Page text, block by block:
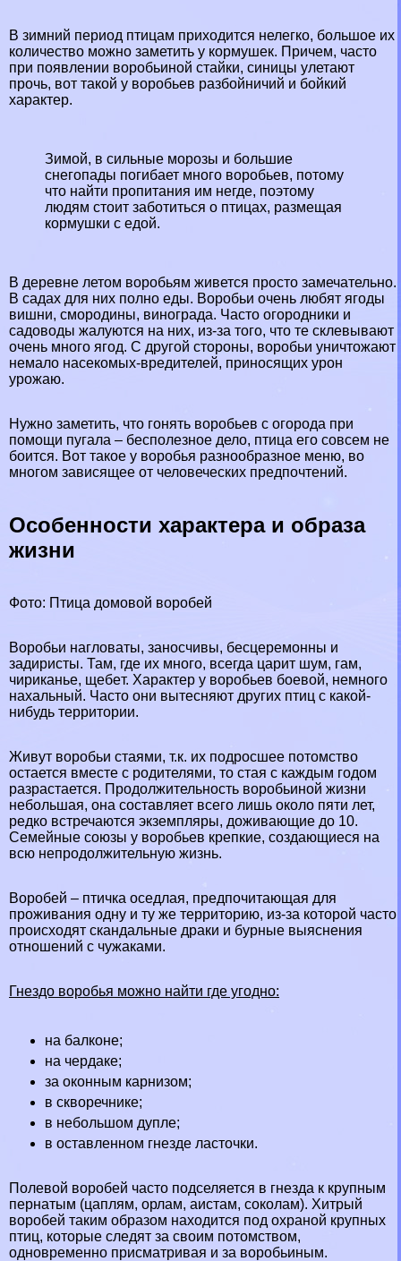
В зимний период птицам приходится нелегко, большое их
количество можно заметить у кормушек. Причем, часто
при появлении воробьиной стайки, синицы улетают
прочь, вот такой у воробьев разбойничий и бойкий
хаpaктер.
Зимой, в сильные морозы и большие
снегопады погибает много воробьев, потому
что найти пропитания им негде, поэтому
людям стоит заботиться о птицах, размещая
кормушки с едой.
В деревне летом воробьям живется просто замечательно.
В садах для них полно еды. Воробьи очень любят ягоды
вишни, смородины, винограда. Часто огородники и
садоводы жалуются на них, из-за того, что те склевывают
очень много ягод. С другой стороны, воробьи уничтожают
немало насекомых-вредителей, приносящих урон
урожаю.
Нужно заметить, что гонять воробьев с огорода при
помощи пугала – бесполезное дело, птица его совсем не
боится. Вот такое у воробья разнообразное меню, во
многом зависящее от человеческих предпочтений.
Особенности хаpaктера и образа
жизни
Фото: Птица домовой воробей
Воробьи нагловаты, заносчивы, бесцеремонны и
задиристы. Там, где их много, всегда царит шум, гам,
чириканье, щeбeт. Хаpaктер у воробьев боевой, немного
нахальный. Часто они вытесняют других птиц с какой-
нибудь территории.
Живут воробьи стаями, т.к. их подросшее потомство
остается вместе с родителями, то стая с каждым годом
разрастается. Продолжительность воробьиной жизни
небольшая, она составляет всего лишь около пяти лет,
редко встречаются экземпляры, доживающие до 10.
Семейные союзы у воробьев крепкие, создающиеся на
всю непродолжительную жизнь.
Воробей – птичка оседлая, предпочитающая для
проживания одну и ту же территорию, из-за которой часто
происходят скандальные дpaки и бурные выяснения
отношений с чужаками.
Гнездо воробья можно найти где угодно:
на балконе;
на чердаке;
за оконным карнизом;
в скворечнике;
в небольшом дупле;
в оставленном гнезде ласточки.
Полевой воробей часто подселяется в гнезда к крупным
пернатым (цаплям, орлам, аистам, соколам). Хитрый
воробей таким образом находится под охраной крупных
птиц, которые следят за своим потомством,
одновременно присматривая и за воробьиным.